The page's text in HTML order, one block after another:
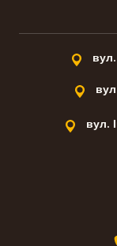
вул.